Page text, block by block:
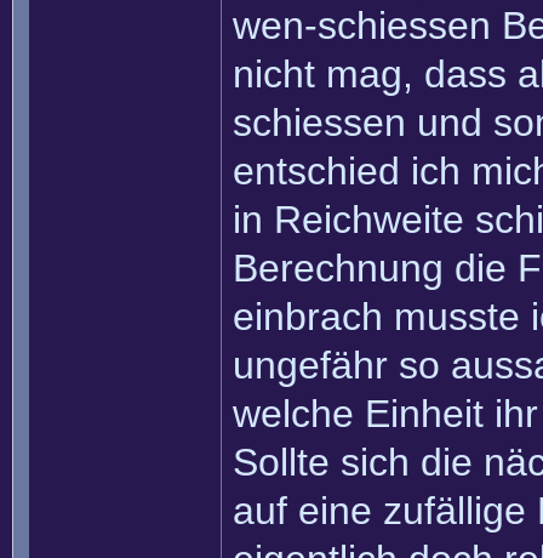
wen-schiessen
nicht mag, dass
schiessen und
entschied ich
in Reichweite
Berechnung die
einbrach musste
ungefähr so
welche Einheit
Sollte sich die
auf eine zufällige